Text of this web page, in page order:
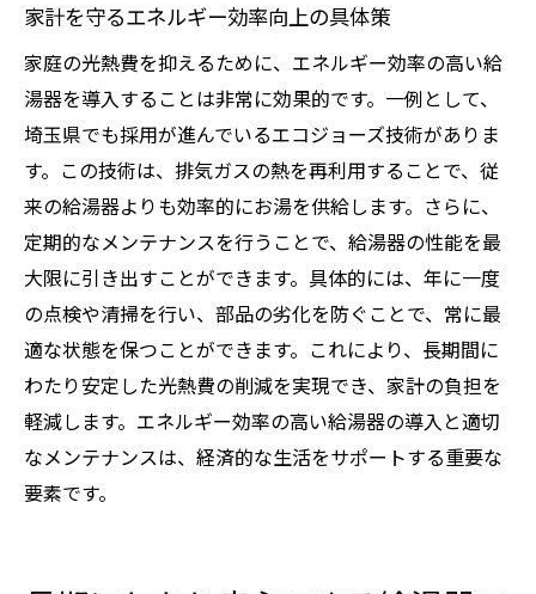
家計を守るエネルギー効率向上の具体策
家庭の光熱費を抑えるために、エネルギー効率の高い給
湯器を導入することは非常に効果的です。一例として、
埼玉県でも採用が進んでいるエコジョーズ技術がありま
す。この技術は、排気ガスの熱を再利用することで、従
来の給湯器よりも効率的にお湯を供給します。さらに、
定期的なメンテナンスを行うことで、給湯器の性能を最
大限に引き出すことができます。具体的には、年に一度
の点検や清掃を行い、部品の劣化を防ぐことで、常に最
適な状態を保つことができます。これにより、長期間に
わたり安定した光熱費の削減を実現でき、家計の負担を
軽減します。エネルギー効率の高い給湯器の導入と適切
なメンテナンスは、経済的な生活をサポートする重要な
要素です。